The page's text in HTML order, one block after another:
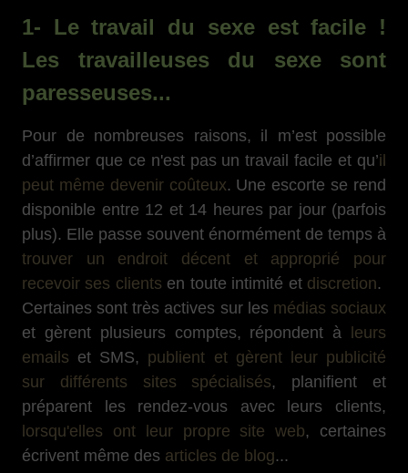
1- Le travail du sexe est facile !
Les travailleuses du sexe sont
paresseuses...
Pour de nombreuses raisons, il m’est possible
d’affirmer que ce n'est pas un travail facile et qu’il
peut même devenir coûteux. Une escorte se rend
disponible entre 12 et 14 heures par jour (parfois
plus). Elle passe souvent énormément de temps à
trouver un endroit décent et approprié pour
recevoir ses clients en toute intimité et discretion.
Certaines sont très actives sur les médias sociaux
et gèrent plusieurs comptes, répondent à
leurs
emails et SMS, publient et gèrent leur publicité
sur différents sites spécialisés, planifient et
préparent les rendez-vous avec leurs clients,
lorsqu'elles ont leur propre site web, certaines
écrivent même des articles de blog...